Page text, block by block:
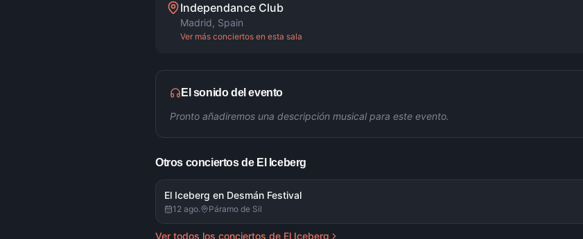
Independance Club
Madrid, Spain
Ver más conciertos en esta sala
El sonido del evento
Pronto añadiremos una descripción musical para este evento.
Otros conciertos de El Iceberg
El Iceberg en Desmán Festival
12 ago. Páramo de Sil
Ver todos los conciertos de El Iceberg